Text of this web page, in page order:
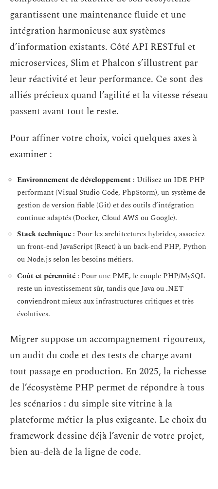
garantissent une maintenance fluide et une
intégration harmonieuse aux systèmes
d’information existants. Côté API RESTful et
microservices, Slim et Phalcon s’illustrent par
leur réactivité et leur performance. Ce sont des
alliés précieux quand l’agilité et la vitesse réseau
passent avant tout le reste.
Pour affiner votre choix, voici quelques axes à
examiner :
Environnement de développement : Utilisez un IDE PHP
performant (Visual Studio Code, PhpStorm), un système de
gestion de version fiable (Git) et des outils d’intégration
continue adaptés (Docker, Cloud AWS ou Google).
Stack technique : Pour les architectures hybrides, associez
un front-end JavaScript (React) à un back-end PHP, Python
ou Node.js selon les besoins métiers.
Coût et pérennité : Pour une PME, le couple PHP/MySQL
reste un investissement sûr, tandis que Java ou .NET
conviendront mieux aux infrastructures critiques et très
évolutives.
Migrer suppose un accompagnement rigoureux,
un audit du code et des tests de charge avant
tout passage en production. En 2025, la richesse
de l’écosystème PHP permet de répondre à tous
les scénarios : du simple site vitrine à la
plateforme métier la plus exigeante. Le choix du
framework dessine déjà l’avenir de votre projet,
bien au-delà de la ligne de code.